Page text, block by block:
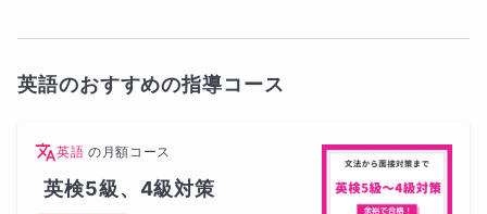
英語のおすすめの指導コース
英語 の 月額コース
英検5級、4級対策